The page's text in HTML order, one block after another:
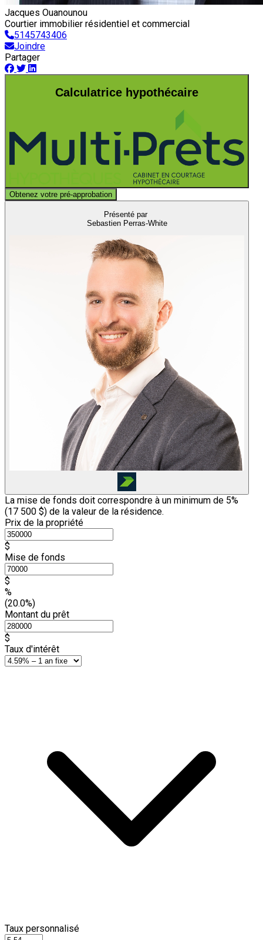
Jacques Ouanounou
Courtier immobilier résidentiel et commercial
5145743406
Joindre
Partager
Calculatrice hypothécaire
Obtenez votre pré-approbation
Présenté par
Sebastien Perras-White
La mise de fonds doit correspondre à un minimum de 5%
(17 500 $) de la valeur de la résidence.
Prix de la propriété
$
Mise de fonds
$
%
(20.0%)
Montant du prêt
$
Taux d'intérêt
Taux personnalisé